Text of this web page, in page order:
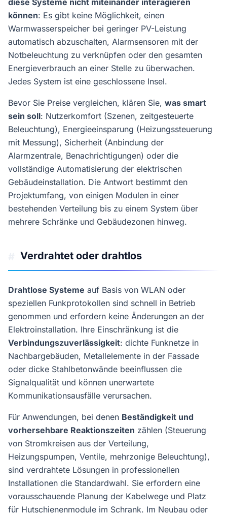
diese Systeme nicht miteinander interagieren
können: Es gibt keine Möglichkeit, einen
Warmwasserspeicher bei geringer PV-Leistung
automatisch abzuschalten, Alarmsensoren mit der
Notbeleuchtung zu verknüpfen oder den gesamten
Energieverbrauch an einer Stelle zu überwachen.
Jedes System ist eine geschlossene Insel.
Bevor Sie Preise vergleichen, klären Sie, was smart
sein soll: Nutzerkomfort (Szenen, zeitgesteuerte
Beleuchtung), Energieeinsparung (Heizungssteuerung
mit Messung), Sicherheit (Anbindung der
Alarmzentrale, Benachrichtigungen) oder die
vollständige Automatisierung der elektrischen
Gebäudeinstallation. Die Antwort bestimmt den
Projektumfang, von einigen Modulen in einer
bestehenden Verteilung bis zu einem System über
mehrere Schränke und Gebäudezonen hinweg.
Verdrahtet oder drahtlos
Drahtlose Systeme auf Basis von WLAN oder
speziellen Funkprotokollen sind schnell in Betrieb
genommen und erfordern keine Änderungen an der
Elektroinstallation. Ihre Einschränkung ist die
Verbindungszuverlässigkeit: dichte Funknetze in
Nachbargebäuden, Metallelemente in der Fassade
oder dicke Stahlbetonwände beeinflussen die
Signalqualität und können unerwartete
Kommunikationsausfälle verursachen.
Für Anwendungen, bei denen Beständigkeit und
vorhersehbare Reaktionszeiten zählen (Steuerung
von Stromkreisen aus der Verteilung,
Heizungspumpen, Ventile, mehrzonige Beleuchtung),
sind verdrahtete Lösungen in professionellen
Installationen die Standardwahl. Sie erfordern eine
vorausschauende Planung der Kabelwege und Platz
für Hutschienenmodule im Schrank. Im Neubau oder